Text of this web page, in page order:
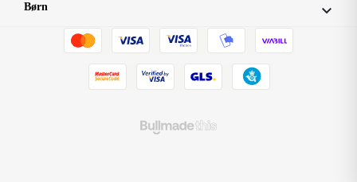
Børn 